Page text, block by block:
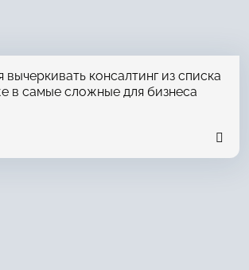
вычеркивать консалтинг из списка
в самые сложные для бизнеса